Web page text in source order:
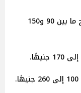
- سعر كيلو مكرونة سويسي اليوم، يتراوح ما بين 90 و150